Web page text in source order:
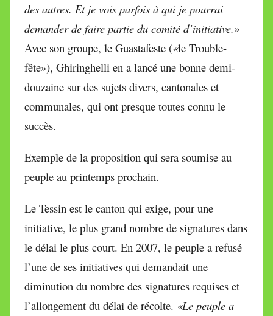
des autres. Et je vois parfois à qui je pourrai
demander de faire partie du comité d’initiative.»
Avec son groupe, le Guastafeste («le Trouble-
fête»), Ghiringhelli en a lancé une bonne demi-
douzaine sur des sujets divers, cantonales et
communales, qui ont presque toutes connu le
succès.
Exemple de la proposition qui sera soumise au
peuple au printemps prochain.
Le Tessin est le canton qui exige, pour une
initiative, le plus grand nombre de signatures dans
le délai le plus court. En 2007, le peuple a refusé
l’une de ses initiatives qui demandait une
diminution du nombre des signatures requises et
l’allongement du délai de récolte. «Le peuple a